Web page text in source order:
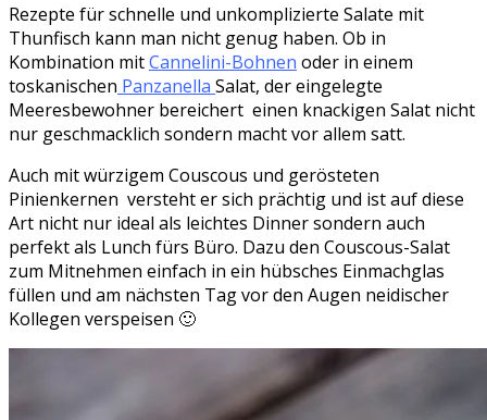
Rezepte für schnelle und unkomplizierte Salate mit
Thunfisch kann man nicht genug haben. Ob in
Kombination mitCannelini-Bohnen oder in einem
toskanischen Panzanella Salat, der eingelegte
Meeresbewohner bereichert einen knackigen Salat nicht
nur geschmacklich sondern macht vor allem satt.
Auch mit würzigem Couscous und gerösteten
Pinienkernen versteht er sich prächtig und ist auf diese
Art nicht nur ideal als leichtes Dinner sondern auch
perfekt als Lunch fürs Büro. Dazu den Couscous-Salat
zum Mitnehmen einfach in ein hübsches Einmachglas
füllen und am nächsten Tag vor den Augen neidischer
Kollegen verspeisen 🙂